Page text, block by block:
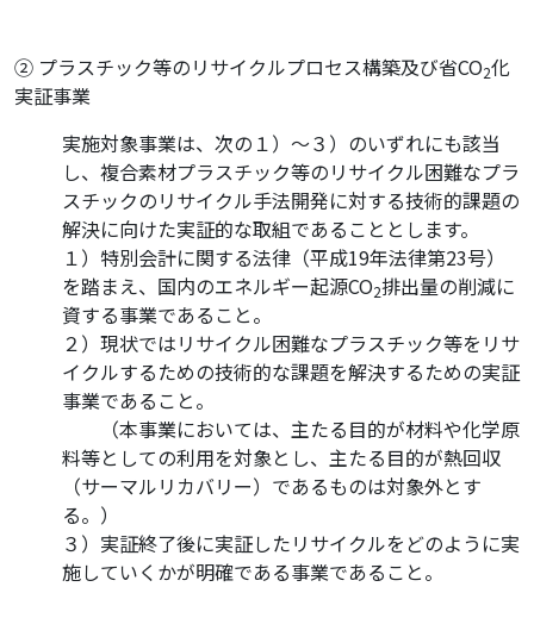
② プラスチック等のリサイクルプロセス構築及び省CO2化
実証事業
実施対象事業は、次の１）～３）のいずれにも該当
し、複合素材プラスチック等のリサイクル困難なプラ
スチックのリサイクル手法開発に対する技術的課題の
解決に向けた実証的な取組であることとします。
１）特別会計に関する法律（平成19年法律第23号）
を踏まえ、国内のエネルギー起源CO2排出量の削減に
資する事業であること。
２）現状ではリサイクル困難なプラスチック等をリサ
イクルするための技術的な課題を解決するための実証
事業であること。
（本事業においては、主たる目的が材料や化学原
料等としての利用を対象とし、主たる目的が熱回収
（サーマルリカバリー）であるものは対象外とす
る。）
３）実証終了後に実証したリサイクルをどのように実
施していくかが明確である事業であること。